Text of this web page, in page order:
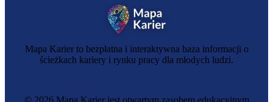
Menedżer restauracji
Mapa Karier to bezpłatna i interaktywna baza informacji o
ścieżkach kariery i rynku pracy dla młodych ludzi.